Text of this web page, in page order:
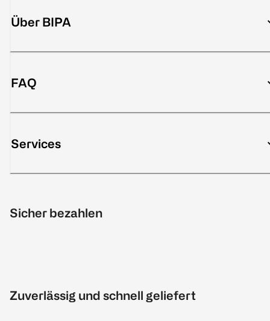
Über BIPA
FAQ
Services
Sicher bezahlen
Zuverlässig und schnell geliefert